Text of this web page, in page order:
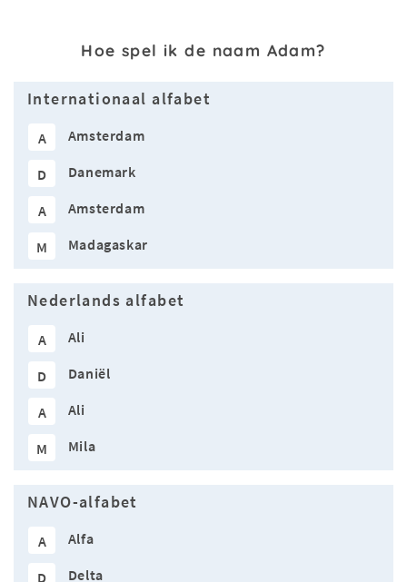
Hoe spel ik de naam Adam?
Internationaal alfabet
A Amsterdam
D Danemark
A Amsterdam
M Madagaskar
Nederlands alfabet
A Ali
D Daniël
A Ali
M Mila
NAVO-alfabet
A Alfa
D Delta